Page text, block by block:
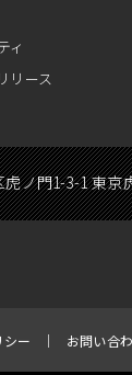
ィ
リース
ノ門1-3-1 東京
ー お問い合